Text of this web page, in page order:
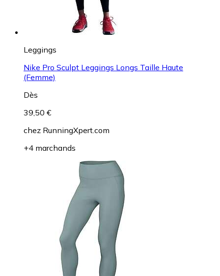
Leggings
Nike Pro Sculpt Leggings Longs Taille Haute
(Femme)
Dès
39,50 €
chez RunningXpert.com
+4 marchands